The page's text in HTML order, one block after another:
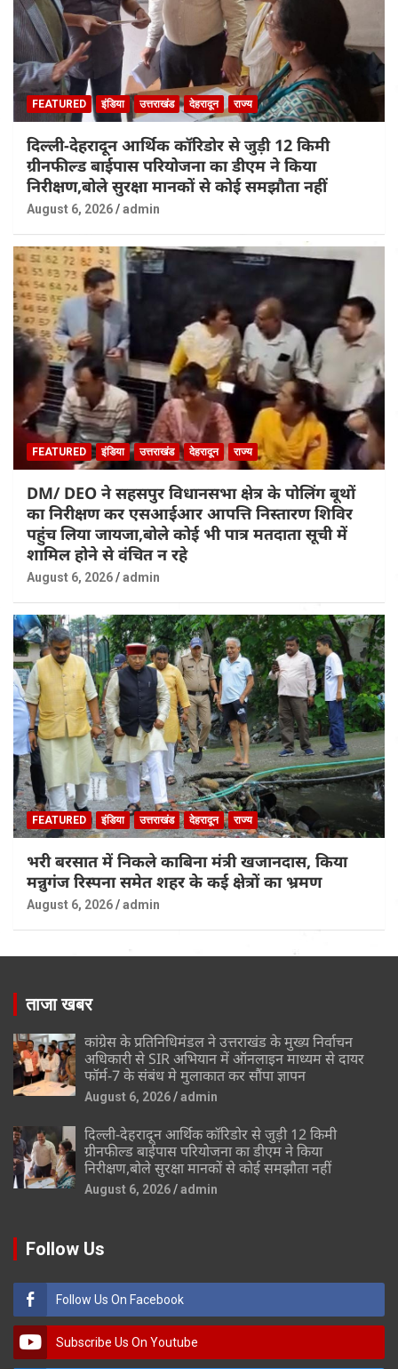
FEATURED इंडिया उत्तराखंड देहरादून राज्य
दिल्ली-देहरादून आर्थिक कॉरिडोर से जुड़ी 12 किमी
ग्रीनफील्ड बाईपास परियोजना का डीएम ने किया
निरीक्षण,बोले सुरक्षा मानकों से कोई समझौता नहीं
August 6, 2026 admin
FEATURED इंडिया उत्तराखंड देहरादून राज्य
DM/ DEO ने सहसपुर विधानसभा क्षेत्र के पोलिंग बूथों
का निरीक्षण कर एसआईआर आपत्ति निस्तारण शिविर
पहुंच लिया जायजा,बोले कोई भी पात्र मतदाता सूची में
शामिल होने से वंचित न रहे
August 6, 2026 admin
FEATURED इंडिया उत्तराखंड देहरादून राज्य
भरी बरसात में निकले काबिना मंत्री खजानदास, किया
मन्नुगंज रिस्पना समेत शहर के कई क्षेत्रों का भ्रमण
August 6, 2026 admin
ताजा खबर
कांग्रेस के प्रतिनिधिमंडल ने उत्तराखंड के मुख्य निर्वाचन
अधिकारी से SIR अभियान में ऑनलाइन माध्यम से दायर
फॉर्म-7 के संबंध मे मुलाकात कर सौंपा ज्ञापन
August 6, 2026 admin
दिल्ली-देहरादून आर्थिक कॉरिडोर से जुड़ी 12 किमी
ग्रीनफील्ड बाईपास परियोजना का डीएम ने किया
निरीक्षण,बोले सुरक्षा मानकों से कोई समझौता नहीं
August 6, 2026 admin
Follow Us
Follow Us On Facebook
Subscribe Us On Youtube